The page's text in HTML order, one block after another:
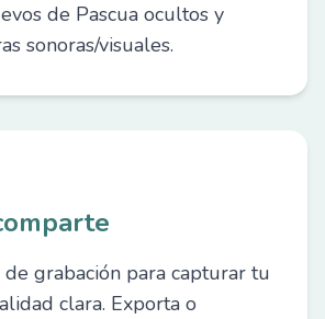
de Pascua ocultos y
sonoras/visuales.
grabación para capturar tu
clara. Exporta o